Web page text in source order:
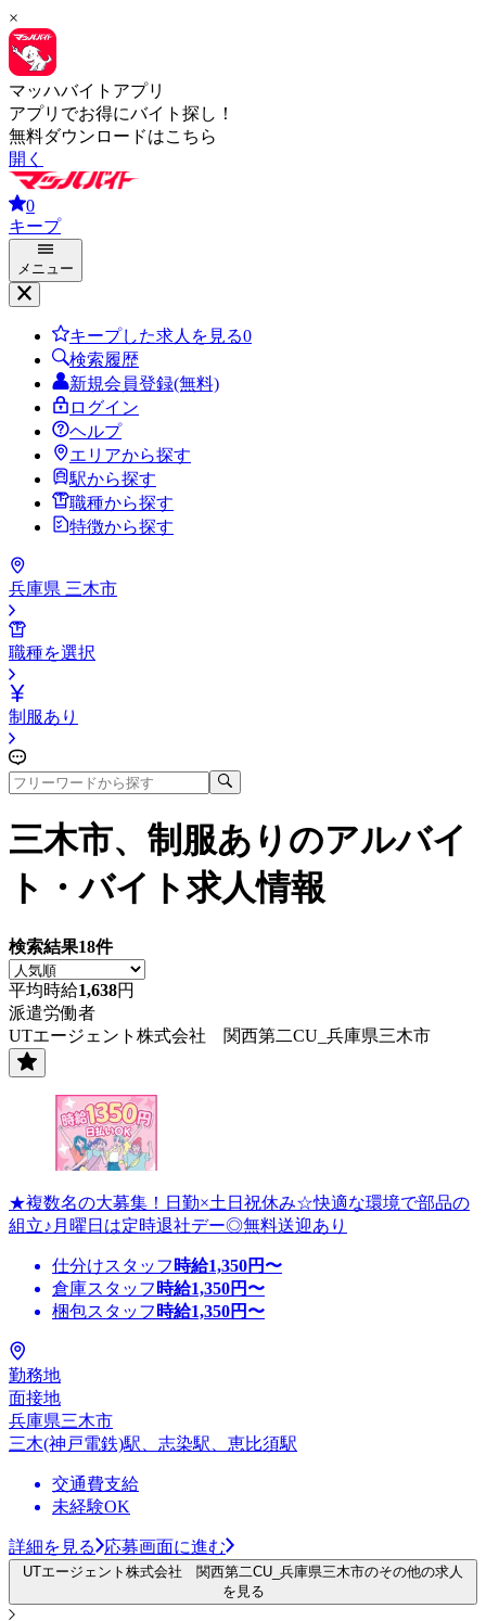
×
マッハバイトアプリ
アプリでお得にバイト探し！
無料ダウンロードはこちら
開く
0
キープ
メニュー
キープした求人を見る0
検索履歴
新規会員登録(無料)
ログイン
ヘルプ
エリアから探す
駅から探す
職種から探す
特徴から探す
兵庫県 三木市
職種を選択
制服あり
三木市、制服あり のアルバイ
ト・バイト求人情報
検索結果18件
平均時給1,638円
派遣労働者
UTエージェント株式会社 関西第二CU_兵庫県三木市
★複数名の大募集！日勤×土日祝休み☆快適な環境で部品の
組立♪月曜日は定時退社デー◎無料送迎あり
仕分けスタッフ 時給1,350円〜
倉庫スタッフ 時給1,350円〜
梱包スタッフ 時給1,350円〜
勤務地
面接地
兵庫県三木市
三木(神戸電鉄)駅、志染駅、恵比須駅
交通費支給
未経験OK
詳細を見る 応募画面に進む
UTエージェント株式会社 関西第二CU_兵庫県三木市のその他の求人
を見る